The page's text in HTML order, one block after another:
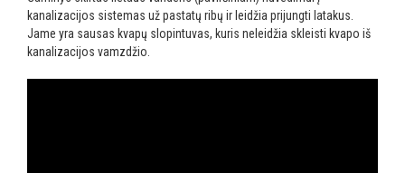
kanalizacijos sistemas už pastatų ribų ir leidžia prijungti latakus.
Jame yra sausas kvapų slopintuvas, kuris neleidžia skleisti kvapo iš
kanalizacijos vamzdžio.